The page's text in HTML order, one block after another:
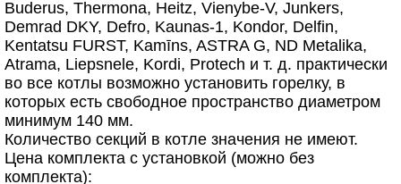
Buderus, Thermona, Heitz, Vienybe-V, Junkers,
Demrad DKY, Defro, Kaunas-1, Kondor, Delfin,
Kentatsu FURST, Kamīns, ASTRA G, ND Metalika,
Atrama, Liepsnele, Kordi, Protech и т. д. практически
во все котлы возможно установить горелку, в
которых есть свободное пространство диаметром
минимум 140 мм.
Количество секций в котле значения не имеют.
Цена комплекта с установкой (можно без
комплекта):